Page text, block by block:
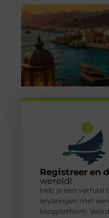
Registreer en
wereld!
Heb je een verhaal
ervaringen met
blogplatform.